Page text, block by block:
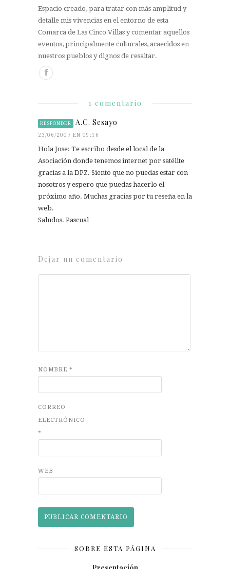
Espacio creado, para tratar con más amplitud y
detalle mis vivencias en el entorno de esta
Comarca de Las Cinco Villas y comentar aquellos
eventos, principalmente culturales, acaecidos en
nuestros pueblos y dignos de resaltar.
1 comentario
RESPONDER A.C. Sesayo
23/06/2007 EN 09:16
Hola Jose: Te escribo desde el local de la
Asociación donde tenemos internet por satélite
gracias a la DPZ. Siento que no puedas estar con
nosotros y espero que puedas hacerlo el
próximo año. Muchas gracias por tu reseña en la
web.
Saludos. Pascual
Dejar un comentario
NOMBRE *
CORREO
ELECTRÓNICO
*
WEB
SOBRE ESTA PÁGINA